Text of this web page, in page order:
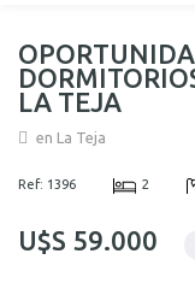
LA TEJA
en La Teja
Ref: 1396 2
U$S 59.000